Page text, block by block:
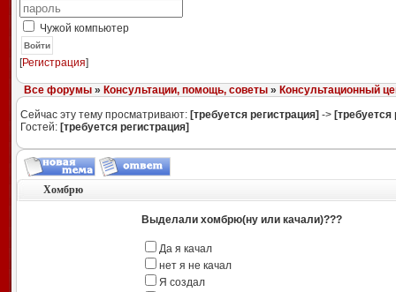
Чужой компьютер
Войти
[Регистрация]
Все форумы» Консультации, помощь, советы» Консультационный
Сейчас эту тему просматривают: [требуется регистрация] -> [требуется
Гостей: [требуется регистрация]
Хомбрю
Выделали хомбрю(ну или качали)???
Да я качал
нет я не качал
Я создал